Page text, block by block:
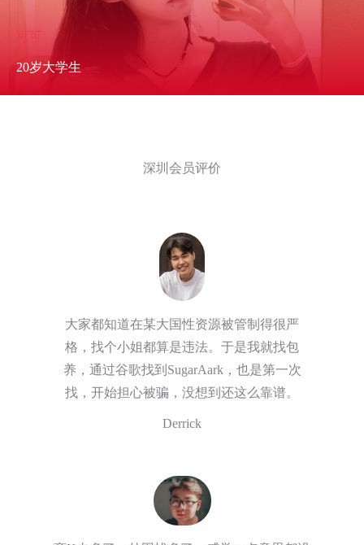
可可
20岁大学生
深圳会员评价
大家都知道在某大国性资源被管制得很严
格，找个小姐都算是违法。于是我就找包
养，通过谷歌找到SugarAark，也是第一次
找，开始担心被骗，没想到还这么靠谱。
Derrick